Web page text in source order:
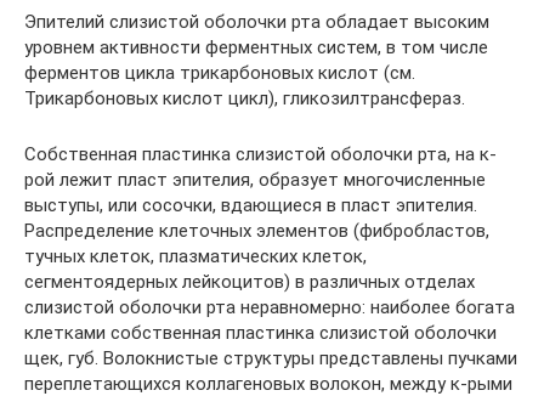
Эпителий слизистой оболочки рта обладает высоким
уровнем активности ферментных систем, в том числе
ферментов цикла трикарбоновых кислот (см.
Трикарбоновых кислот цикл), гликозилтрансфераз.
Собственная пластинка слизистой оболочки рта, на к-
рой лежит пласт эпителия, образует многочисленные
выступы, или сосочки, вдающиеся в пласт эпителия.
Распределение клеточных элементов (фибробластов,
тучных клеток, плазматических клеток,
сегментоядерных лейкоцитов) в различных отделах
слизистой оболочки рта неравномерно: наиболее богата
клетками собственная пластинка слизистой оболочки
щек, губ. Волокнистые структуры представлены пучками
переплетающихся коллагеновых волокон, между к-рыми